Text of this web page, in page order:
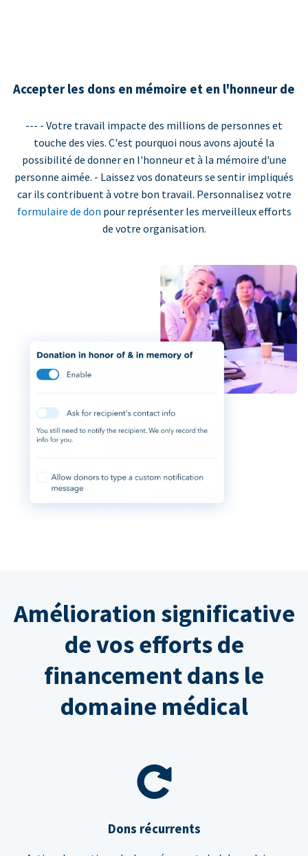
Accepter les dons en mémoire et en l'honneur de
--- - Votre travail impacte des millions de personnes et
touche des vies. C'est pourquoi nous avons ajouté la
possibilité de donner en l'honneur et à la mémoire d'une
personne aimée. - Laissez vos donateurs se sentir impliqués
car ils contribuent à votre bon travail. Personnalisez votre
formulaire de don pour représenter les merveilleux efforts
de votre organisation.
Amélioration significative
de vos efforts de
financement dans le
domaine médical
Dons récurrents